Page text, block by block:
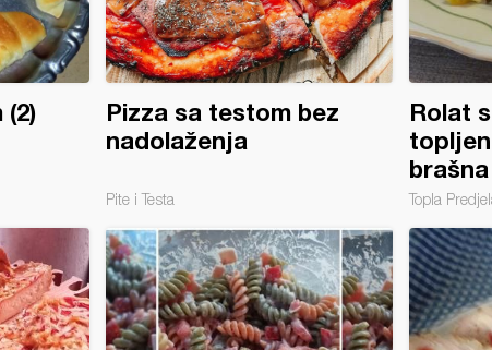
Pizza sa testom bez
nadolaženja
Pite i Testa
Rolat
brašna
Topla